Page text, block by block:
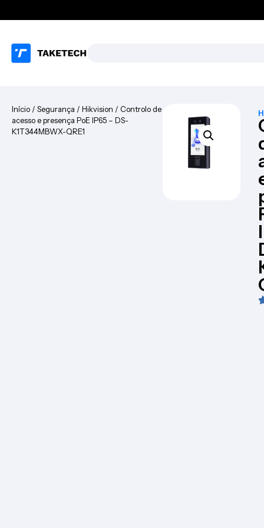
Início / Segurança / Hikvision / Controlo de
acesso e presença PoE IP65 – DS-
K1T344MBWX-QRE1